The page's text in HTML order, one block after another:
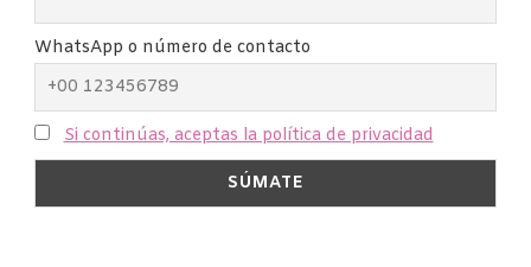
WhatsApp o número de contacto
Si continúas, aceptas la política de privacidad